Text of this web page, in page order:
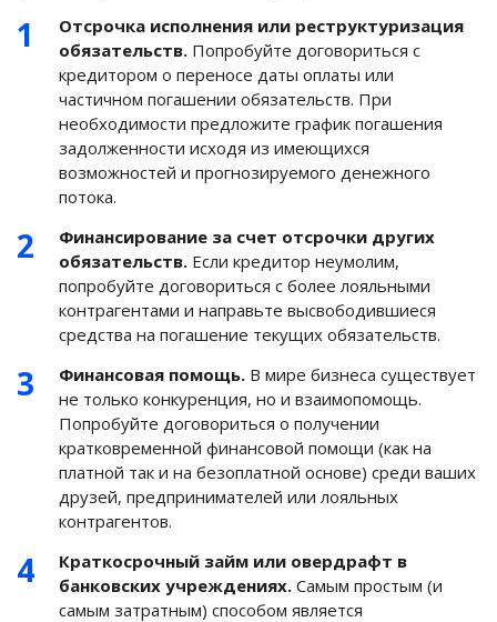
Отсрочка исполнения или реструктуризация
обязательств. Попробуйте договориться с
кредитором о переносе даты оплаты или
частичном погашении обязательств. При
необходимости предложите график погашения
задолженности исходя из имеющихся
возможностей и прогнозируемого денежного
потока.
Финансирование за счет отсрочки других
обязательств. Если кредитор неумолим,
попробуйте договориться с более лояльными
контрагентами и направьте высвободившиеся
средства на погашение текущих обязательств.
Финансовая помощь. В мире бизнеса существует
не только конкуренция, но и взаимопомощь.
Попробуйте договориться о получении
кратковременной финансовой помощи (как на
платной так и на безоплатной основе) среди ваших
друзей, предпринимателей или лояльных
контрагентов.
Краткосрочный займ или овердрафт в
банковских учреждениях. Самым простым (и
самым затратным) способом является